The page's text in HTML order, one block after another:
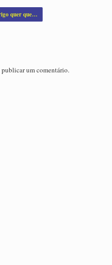
quer que…
publicar um comentário.